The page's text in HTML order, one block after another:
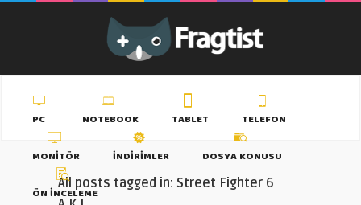
PC NOTEBOOK TABLET
TELEFON
MONITÖR
İNDIRIMLER
DOSYA KONUSU
ÖN İNCELEME
All posts tagged in: Street Fighter 6